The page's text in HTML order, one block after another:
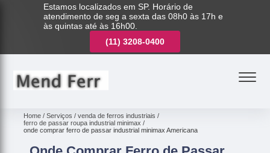
Estamos localizados em SP. Horário de
atendimento de seg a sexta das 08h0 às 17h e
às quintas até às 16h00.
(11) 3208-0400
Home Serviços
venda de ferros industriais
ferro de passar roupa industrial minimax
onde comprar ferro de passar industrial minimax Americana